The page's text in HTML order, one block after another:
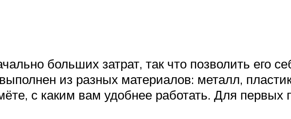
больших затрат, так что позволить его
из разных материалов: металл,
с каким вам удобнее работать. Для первых